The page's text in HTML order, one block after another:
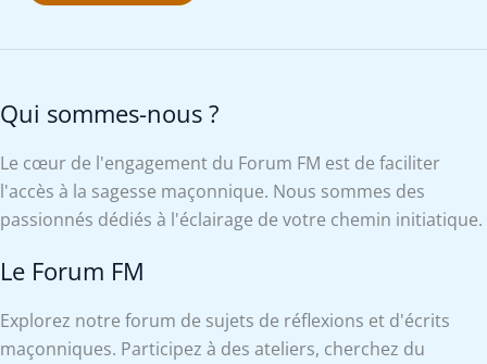
Qui sommes-nous ?
Le cœur de l'engagement du Forum FM est de faciliter
l'accès à la sagesse maçonnique. Nous sommes des
passionnés dédiés à l'éclairage de votre chemin initiatique.
Le Forum FM
Explorez notre forum de sujets de réflexions et d'écrits
maçonniques. Participez à des ateliers, cherchez du